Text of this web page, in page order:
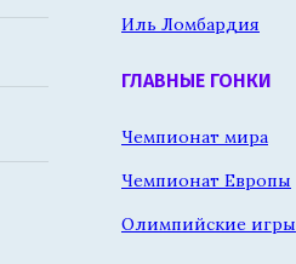
Иль Ломбардия
ГЛАВНЫЕ ГОНКИ
Чемпионат мира
Чемпионат Европы
Олимпийские игры